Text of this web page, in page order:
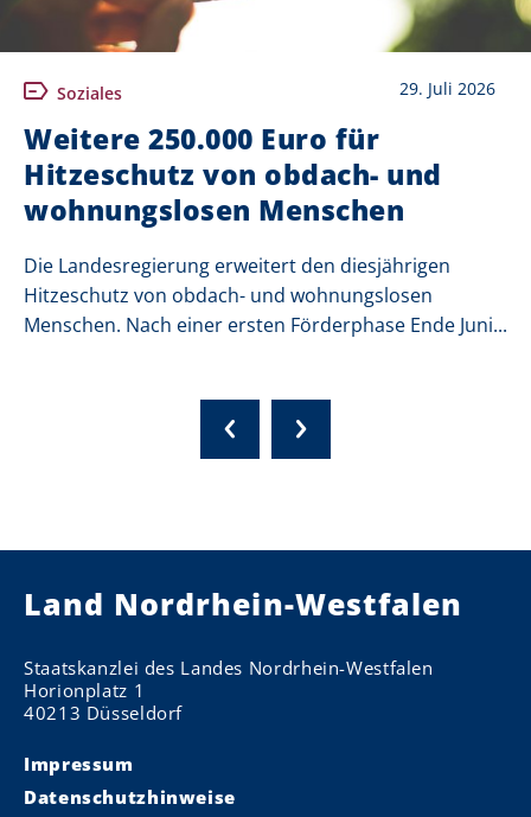
Soziales 29. Juli 2026
Weitere 250.000 Euro für
Hitzeschutz von obdach- und
wohnungslosen Menschen
Die Landesregierung erweitert den diesjährigen
Hitzeschutz von obdach- und wohnungslosen
Menschen. Nach einer ersten Förderphase Ende Juni...
Land Nordrhein-Westfalen
Staatskanzlei des Landes Nordrhein-Westfalen
Horionplatz 1
40213 Düsseldorf
Impressum
Datenschutzhinweise